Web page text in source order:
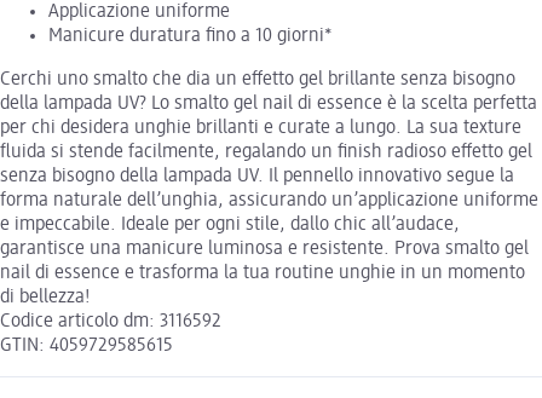
Applicazione uniforme
Manicure duratura fino a 10 giorni*
Cerchi uno smalto che dia un effetto gel brillante senza bisogno
della lampada UV? Lo smalto gel nail di essence è la scelta perfetta
per chi desidera unghie brillanti e curate a lungo. La sua texture
fluida si stende facilmente, regalando un finish radioso effetto gel
senza bisogno della lampada UV. Il pennello innovativo segue la
forma naturale dell’unghia, assicurando un’applicazione uniforme
e impeccabile. Ideale per ogni stile, dallo chic all’audace,
garantisce una manicure luminosa e resistente. Prova smalto gel
nail di essence e trasforma la tua routine unghie in un momento
di bellezza!
Codice articolo dm: 3116592
GTIN: 4059729585615